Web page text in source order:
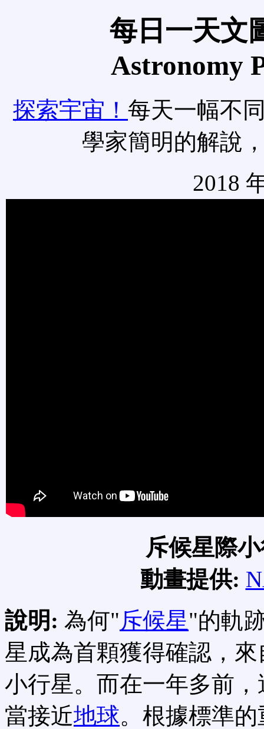
每日一天文
Astronomy
探索宇宙！ 每天一幅不
學家簡明的解說
2018
斥候星際
動畫提供:
說明: 為何"斥候星"的軌
星成為首顆獲得確認，
小行星。而在一年多前
當接近地球。根據標準